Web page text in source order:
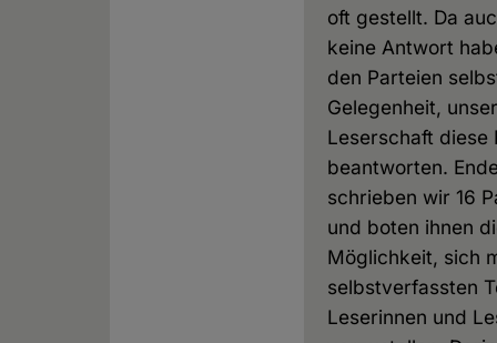
oft gestellt. Da
keine Antwort
den Parteien
Gelegenheit,
Leserschaft diese
beantworten.
schrieben wir 16
und boten ihnen
Möglichkeit, sich
selbstverfassten
Leserinnen und